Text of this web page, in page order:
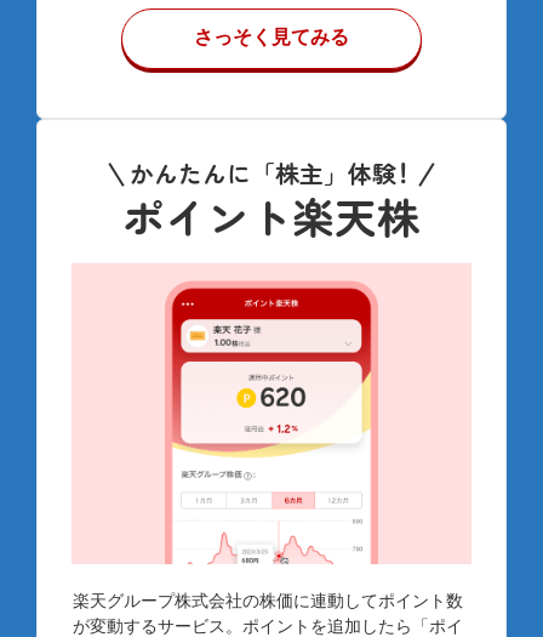
さっそく見てみる
かんたんに「株主」体験！
ポイント楽天株
楽天グループ株式会社の株価に連動してポイント数
が変動するサービス。ポイントを追加したら「ポイ